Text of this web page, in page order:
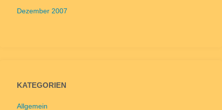
Dezember 2007
KATEGORIEN
Allgemein